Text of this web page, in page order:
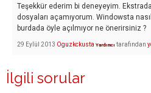
Teşekkür ederim bi deneyeyim.
dosyaları açamıyorum. Windowsta
burdada öyle açılmıyor ne önerirsiniz ?
29 Eylül 2013 Oguzkckusta Yardımcı tarafından
İlgili sorular